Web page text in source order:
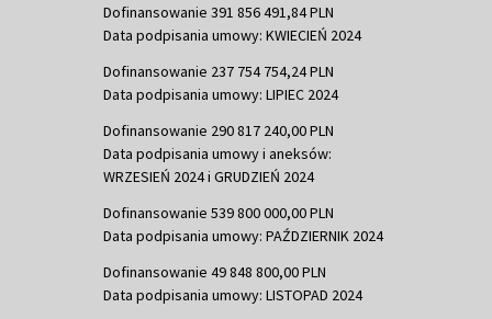
Dofinansowanie 391 856 491,84 PLN
Data podpisania umowy: KWIECIEŃ 2024
Dofinansowanie 237 754 754,24 PLN
Data podpisania umowy: LIPIEC 2024
Dofinansowanie 290 817 240,00 PLN
Data podpisania umowy i aneksów:
WRZESIEŃ 2024 i GRUDZIEŃ 2024
Dofinansowanie 539 800 000,00 PLN
Data podpisania umowy: PAŹDZIERNIK 2024
Dofinansowanie 49 848 800,00 PLN
Data podpisania umowy: LISTOPAD 2024